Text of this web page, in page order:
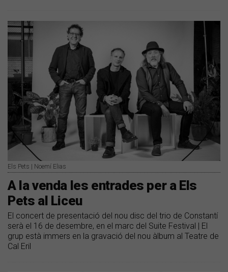
Els Pets | Noemí Elias
A la venda les entrades per a Els
Pets al Liceu
El concert de presentació del nou disc del trio de Constantí
serà el 16 de desembre, en el marc del Suite Festival | El
grup està immers en la gravació del nou àlbum al Teatre de
Cal Eril